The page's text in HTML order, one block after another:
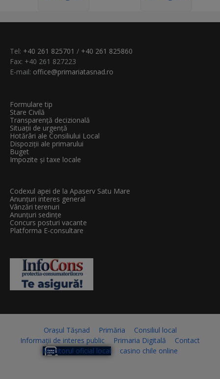
Tel: +40 261 825701 / +40 261 825860
Fax: +40 261 827223
E-mail: office@primariatasnad.ro
Formulare tip
Stare Civilă
Transparenţă decizională
Situații de urgență
Hotărâri ale Consiliului Local
Dispoziții ale primarului
Buget
Impozite și taxe locale
Codexul apei de la Apaserv Satu Mare
Anunțuri interes general
Vânzări terenuri
Anunțuri sedințe
Concurs posturi vacante
Platforma E-consultare
Orașul Tășnad Primăria
Consiliul local
Informații de interes public
Primaria Digitală
Contact
Monitorul oficial local
casino chile online